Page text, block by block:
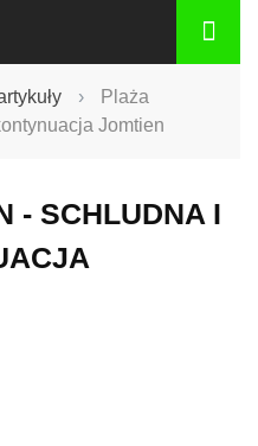
›
Plaża
Jomtien
- SCHLUDNA I